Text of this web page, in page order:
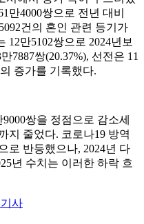
만4000쌍으로 전년 대비
건의 혼인 관련 등기가
12만5102쌍으로 2024년보
7887쌍(20.37%), 선전은 11
증가를 기록했다.
쌍을 정점으로 감소세
지 줄었다. 코로나19 방역
로 반등했으나, 2024년 다
년 수치는 이러한 하락 흐
사